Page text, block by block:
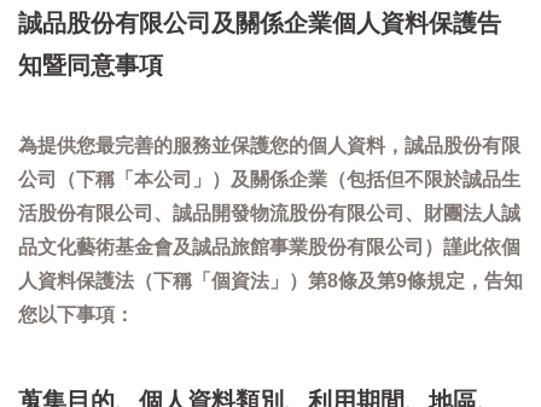
誠品股份有限公司及關係企業個人資料保護告
知暨同意事項
為提供您最完善的服務並保護您的個人資料，誠品股份有限
公司（下稱「本公司」）及關係企業（包括但不限於誠品生
活股份有限公司、誠品開發物流股份有限公司、財團法人誠
品文化藝術基金會及誠品旅館事業股份有限公司）謹此依個
人資料保護法（下稱「個資法」）第8條及第9條規定，告知
您以下事項：
蒐集目的、個人資料類別、利用期間、地區、